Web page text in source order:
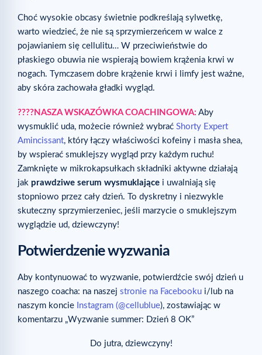
Choć wysokie obcasy świetnie podkreślają sylwetkę,
warto wiedzieć, że nie są sprzymierzeńcem w walce z
pojawianiem się cellulitu… W przeciwieństwie do
płaskiego obuwia nie wspierają bowiem krążenia krwi w
nogach. Tymczasem dobre krążenie krwi i limfy jest ważne,
aby skóra zachowała gładki wygląd.
????NASZA WSKAZÓWKA COACHINGOWA: Aby
wysmuklić uda, możecie również wybrać Shorty Expert
Amincissant, który łączy właściwości kofeiny i masła shea,
by wspierać smuklejszy wygląd przy każdym ruchu!
Zamknięte w mikrokapsułkach składniki aktywne działają
jak prawdziwe serum wysmuklające i uwalniają się
stopniowo przez cały dzień. To dyskretny i niezwykle
skuteczny sprzymierzeniec, jeśli marzycie o smuklejszym
wyglądzie ud, dziewczyny!
Potwierdzenie wyzwania
Aby kontynuować to wyzwanie, potwierdźcie swój dzień u
naszego coacha: na naszej stronie na Facebooku i/lub na
naszym koncie Instagram (@cellublue), zostawiając w
komentarzu „Wyzwanie summer: Dzień 8 OK”
Do jutra, dziewczyny!